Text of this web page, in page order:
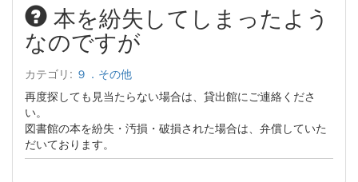
本を紛失してしまったよう
なのですが
カテゴリ: ９．その他
再度探しても見当たらない場合は、貸出館にご連絡くださ
い。
図書館の本を紛失・汚損・破損された場合は、弁償していた
だいております。